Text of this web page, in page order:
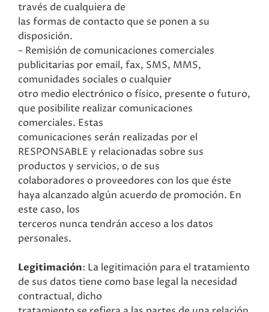
través de cualquiera de
las formas de contacto que se ponen a su
disposición.
– Remisión de comunicaciones comerciales
publicitarias por email, fax, SMS, MMS,
comunidades sociales o cualquier
otro medio electrónico o físico, presente o futuro,
que posibilite realizar comunicaciones
comerciales. Estas
comunicaciones serán realizadas por el
RESPONSABLE y relacionadas sobre sus
productos y servicios, o de sus
colaboradores o proveedores con los que éste
haya alcanzado algún acuerdo de promoción. En
este caso, los
terceros nunca tendrán acceso a los datos
personales.
Legitimación: La legitimación para el tratamiento
de sus datos tiene como base legal la necesidad
contractual, dicho